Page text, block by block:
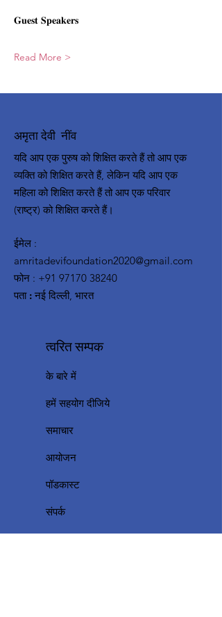
𝐆𝐮𝐞𝐬𝐭 𝐒𝐩𝐞𝐚𝐤𝐞𝐫𝐬
Read More >
अमृता देवी नींव
यदि आप एक पुरुष को शिक्षित करते हैं तो आप एक
व्यक्ति को शिक्षित करते हैं, लेकिन यदि आप एक
महिला को शिक्षित करते हैं तो आप एक परिवार
(राष्ट्र) को शिक्षित करते हैं।
ईमेल :
amritadevifoundation2020@gmail.com
फोन : +91 97170 38240
पता :नई दिल्ली, भारत
त्वरित सम्पक
के बारे में
हमें सहयोग दीजिये
समाचार
आयोजन
पॉडकास्ट
संपर्क